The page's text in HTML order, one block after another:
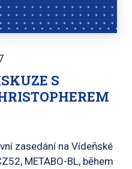
S
zasedání na Vídeňské
METABO-BL, během